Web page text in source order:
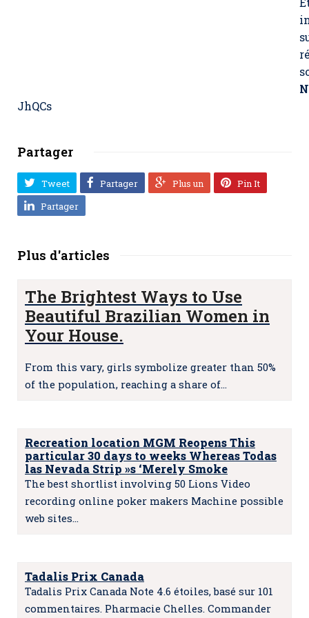
JhQCs
Partager
Tweet Partager Plus un
Pin It
Partager
Plus d'articles
The Brightest Ways to Use
Beautiful Brazilian Women in
Your House.
From this vary, girls symbolize greater than 50%
of the population, reaching a share of…
Recreation location MGM Reopens This
particular 30 days to weeks Whereas Todas
las Nevada Strip »s ‘Merely Smoke
The best shortlist involving 50 Lions Video
recording online poker makers Machine possible
web sites…
Tadalis Prix Canada
Tadalis Prix Canada Note 4.6 étoiles, basé sur 101
commentaires. Pharmacie Chelles. Commander